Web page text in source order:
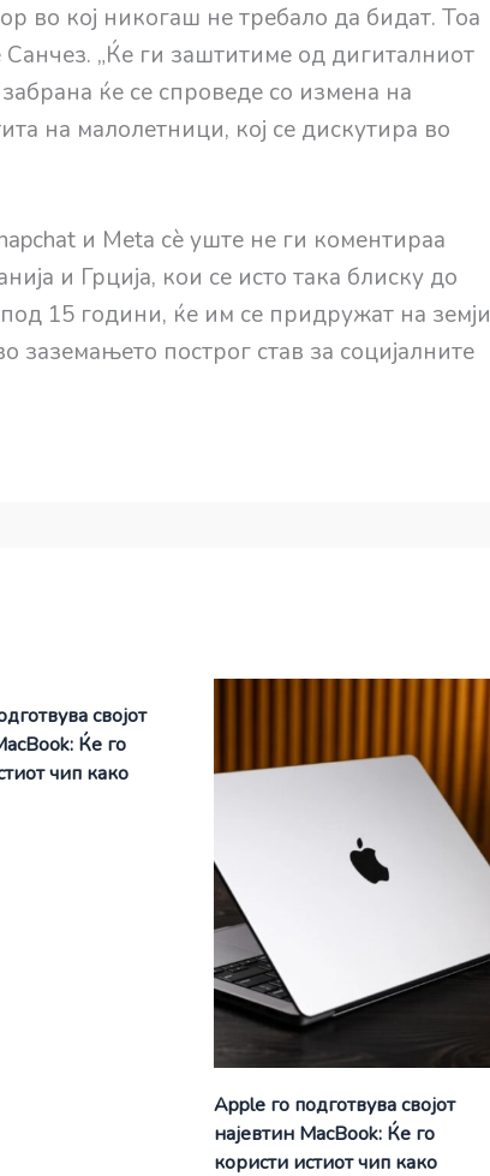
во кој никогаш не требало да бидат. Тоа
„Ќе ги заштитиме од дигиталниот
ќе се спроведе со измена на
на малолетници, кој се дискутира во
и Meta сè уште не ги коментираа
и Грција, кои се исто така блиску до
15 години, ќе им се придружат на земји
заземањето построг став за социјалните
својот
Ќе го
чип како
Apple го подготвува својот
најевтин MacBook: Ќе го
користи истиот чип како